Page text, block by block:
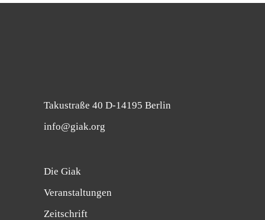
Takustraße 40 D-14195 Berlin
info@giak.org
Die Giak
Veranstaltungen
Zeitschrift